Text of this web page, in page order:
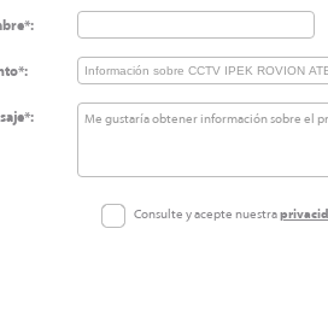
Consulte y acepte nuestra